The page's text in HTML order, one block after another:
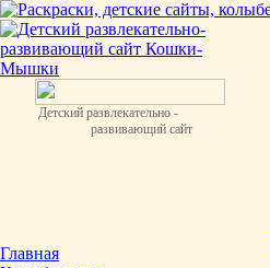
Детский развлекательно -
развивающий сайт
Главная